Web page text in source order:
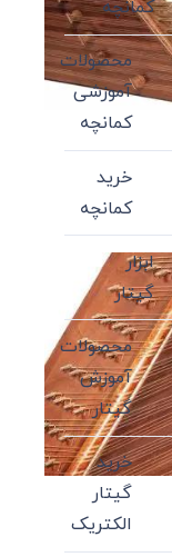
کمانچه
محصولات
آموزشی
کمانچه
خرید
کمانچه
ابزار
گیتار
محصولات
آموزش
گیتار
خرید
گیتار
الکتریک